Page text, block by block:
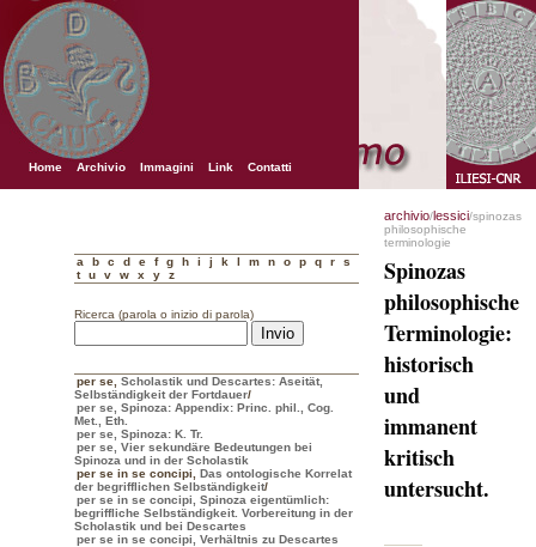
Home Archivio Immagini Link Contatti
a b c d e f g h i j k l m n o p q r
s
t
u v w x y z
Ricerca (parola o inizio di parola)
per se Scholastik und Descartes: Aseität,
Selbständigkeit der Fortdauer/
per se, Spinoza: Appendix: Princ. phil., Cog.
Met., Eth.
per se, Spinoza: K. Tr.
per se, Vier sekundäre Bedeutungen bei
Spinoza und in der Scholastik
per se in se concipi
Das ontologische Korrelat
der begrifflichen Selbständigkeit/
per se in se concipi, Spinoza eigentümlich:
begriffliche Selbständigkeit. Vorbereitung in der
Scholastik und bei Descartes
per se in se concipi, Verhältnis zu Descartes
archivio/lessici/spinozas
philosophische
terminologie
Spinozas
philosophische
Terminologie:
historisch
und
immanent
kritisch
untersucht.